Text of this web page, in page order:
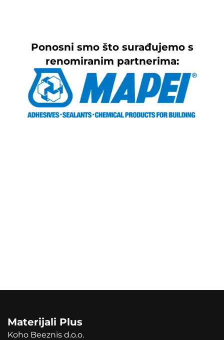
Ponosni smo što surađujemo s
renomiranim partnerima:
Materijali Plus
Koho Beeznis d.o.o.